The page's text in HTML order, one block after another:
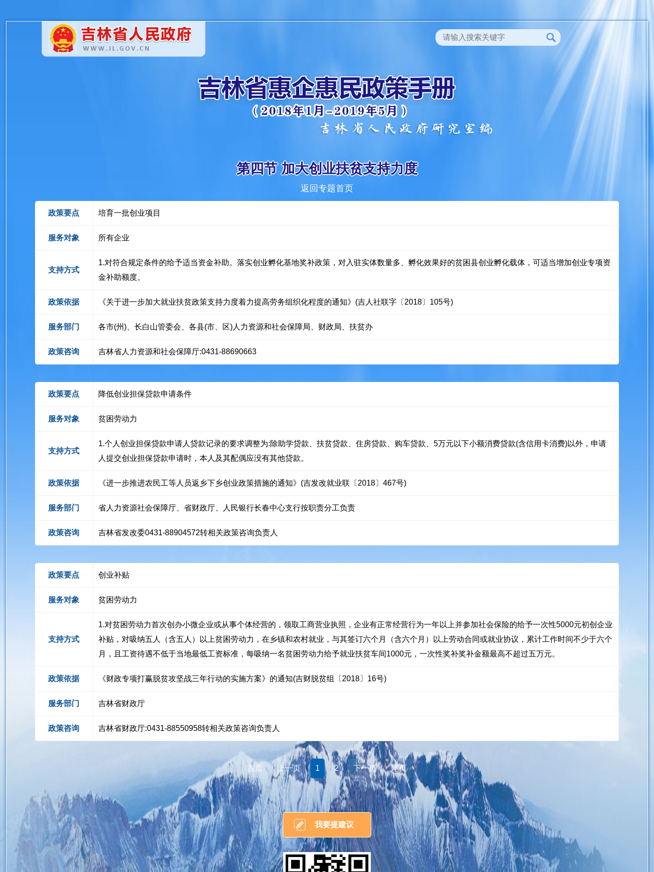
第四节 加大创业扶贫支持力度
返回专题首页
政策要点 培育一批创业项目
服务对象 所有企业
支持方式
1.对符合规定条件的给予适当资金补助。落实创业孵化基地奖补政策，对入驻实体数量多、孵化效果好的贫困县创业孵化载体，可适当增加创业专项资
金补助额度。
政策依据 《关于进一步加大就业扶贫政策支持力度着力提高劳务组织化程度的通知》(吉人社联字〔2018〕105号)
服务部门 各市(州)、长白山管委会、各县(市、区)人力资源和社会保障局、财政局、扶贫办
政策咨询 吉林省人力资源和社会保障厅:0431-88690663
政策要点 降低创业担保贷款申请条件
服务对象 贫困劳动力
支持方式
1.个人创业担保贷款申请人贷款记录的要求调整为:除助学贷款、扶贫贷款、住房贷款、购车贷款、5万元以下小额消费贷款(含信用卡消费)以外，申请
人提交创业担保贷款申请时，本人及其配偶应没有其他贷款。
政策依据 《进一步推进农民工等人员返乡下乡创业政策措施的通知》(吉发改就业联〔2018〕467号)
服务部门 省人力资源社会保障厅、省财政厅、人民银行长春中心支行按职责分工负责
政策咨询 吉林省发改委0431-88904572转相关政策咨询负责人
政策要点 创业补贴
服务对象 贫困劳动力
支持方式
1.对贫困劳动力首次创办小微企业或从事个体经营的，领取工商营业执照，企业有正常经营行为一年以上并参加社会保险的给予一次性5000元初创企业
补贴，对吸纳五人（含五人）以上贫困劳动力，在乡镇和农村就业，与其签订六个月（含六个月）以上劳动合同或就业协议，累计工作时间不少于六个
月，且工资待遇不低于当地最低工资标准，每吸纳一名贫困劳动力给予就业扶贫车间1000元，一次性奖补奖补金额最高不超过五万元。
政策依据 《财政专项打赢脱贫攻坚战三年行动的实施方案》的通知(吉财脱贫组〔2018〕16号)
服务部门 吉林省财政厅
政策咨询 吉林省财政厅:0431-88550958转相关政策咨询负责人
首页 上一页 1 2 下一页 尾页
我要提建议